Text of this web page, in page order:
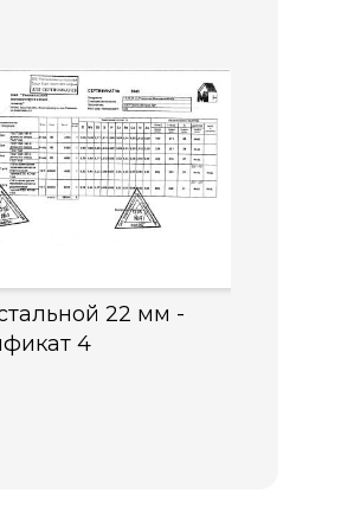
22 мм -
4